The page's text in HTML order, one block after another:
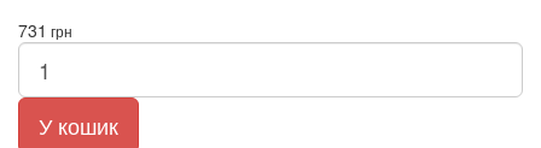
731 грн
У кошик